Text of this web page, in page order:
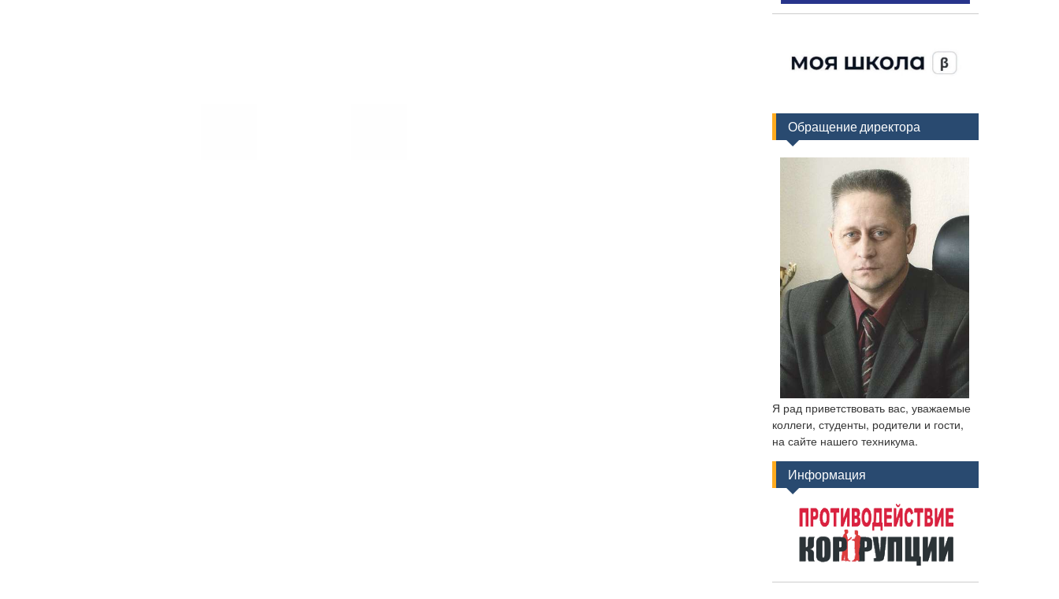
Обращение директора
Я рад приветствовать вас, уважаемые
коллеги, студенты, родители и гости,
на сайте нашего техникума.
Информация